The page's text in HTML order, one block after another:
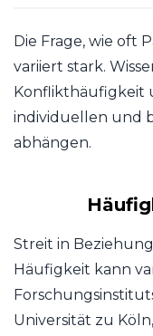
Die Frage, wie oft
variiert stark.
Konflikthäufigkeit
individuellen und
abhängen.
Streit in
Häufigkeit kann
Universität zu